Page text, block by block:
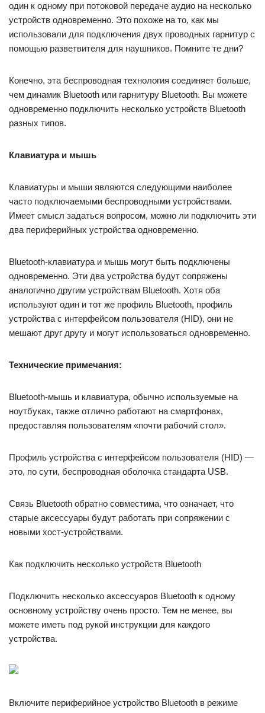
один к одному при потоковой передаче аудио на несколько
устройств одновременно. Это похоже на то, как мы
использовали для подключения двух проводных гарнитур с
помощью разветвителя для наушников. Помните те дни?
Конечно, эта беспроводная технология соединяет больше,
чем динамик Bluetooth или гарнитуру Bluetooth. Вы можете
одновременно подключить несколько устройств Bluetooth
разных типов.
Клавиатура и мышь
Клавиатуры и мыши являются следующими наиболее
часто подключаемыми беспроводными устройствами.
Имеет смысл задаться вопросом, можно ли подключить эти
два периферийных устройства одновременно.
Bluetooth-клавиатура и мышь могут быть подключены
одновременно. Эти два устройства будут сопряжены
аналогично другим устройствам Bluetooth. Хотя оба
используют один и тот же профиль Bluetooth, профиль
устройства с интерфейсом пользователя (HID), они не
мешают друг другу и могут использоваться одновременно.
Технические примечания:
Bluetooth-мышь и клавиатура, обычно используемые на
ноутбуках, также отлично работают на смартфонах,
предоставляя пользователям «почти рабочий стол».
Профиль устройства с интерфейсом пользователя (HID) —
это, по сути, беспроводная оболочка стандарта USB.
Связь Bluetooth обратно совместима, что означает, что
старые аксессуары будут работать при сопряжении с
новыми хост-устройствами.
Как подключить несколько устройств Bluetooth
Подключить несколько аксессуаров Bluetooth к одному
основному устройству очень просто. Тем не менее, вы
можете иметь под рукой инструкции для каждого
устройства.
Включите периферийное устройство Bluetooth в режиме